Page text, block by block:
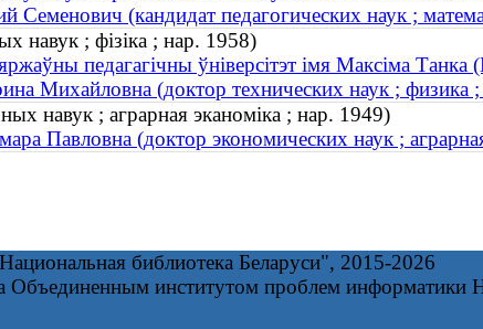
Семенович (кандидат педагогических наук ;
навук ; фізіка ; нар. 1958)
педагагічны ўніверсітэт імя Максіма
Михайловна (доктор технических наук ; физика
навук ; аграрная эканоміка ; нар. 1949)
Павловна (доктор экономических наук ;
библиотека Беларуси", 2015-2026
Объединенным институтом проблем информатики